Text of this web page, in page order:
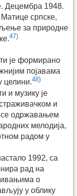
Децембра 1948.
српске,
за природне
47)
је формирано
појавама
целини.48)
и музику је
и
се одржавањем
мелодија,
радом у
1992, са
рад на
о
у облику